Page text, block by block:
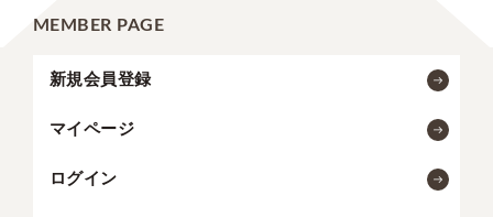
MEMBER PAGE
新規会員登録
マイページ
ログイン